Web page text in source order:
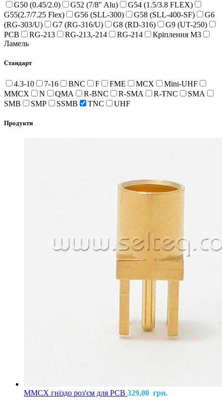
G50 (0.45/2.0)
G52 (7/8" Alu)
G54 (1.5/3.8 FLEX)
G55(2.7/7.25 Flex)
G56 (SLL-300) G58 (SLL-400-SF)
G6
(RG-303/U)
G7 (RG-316/U) G8 (RD-316)
G9 (UT-250)
PCB
RG-213 RG-213,-214 RG-214
Кріплення M3
Ламель
Стандарт
4.3-10 7-16 BNC F FME MCX
Mini-UHF
MMCX
N QMA R-BNC R-SMA R-TNC
SMA
SMB
SMP SSMB TNC UHF
Продукти
MMCX гніздо роз'єм для PCB 329,00 грн.